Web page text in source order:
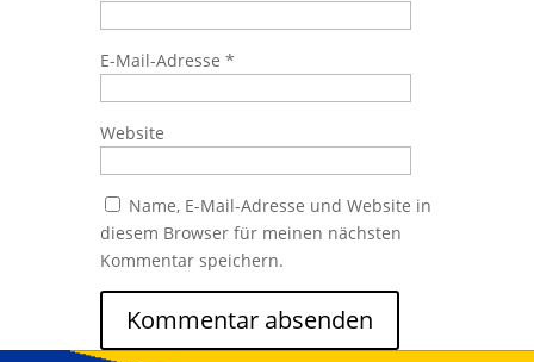
E-Mail-Adresse *
Website
Name, E-Mail-Adresse und Website in
diesem Browser für meinen nächsten
Kommentar speichern.